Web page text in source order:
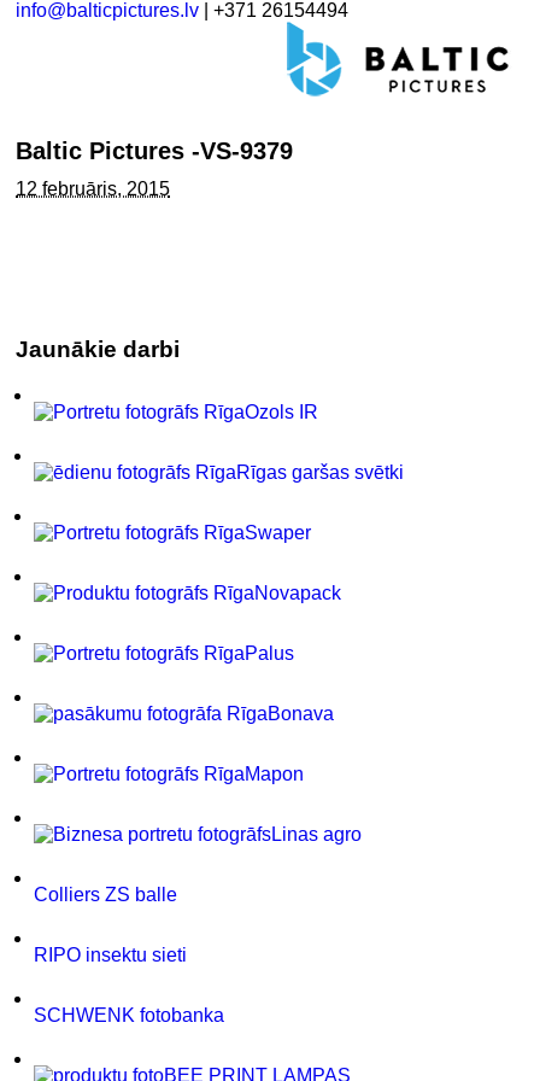
info@balticpictures.lv | +371 26154494
Baltic Pictures -VS-9379
12 februāris, 2015
Jaunākie darbi
Ozols IR
Rīgas garšas svētki
Swaper
Novapack
Palus
Bonava
Mapon
Linas agro
Colliers ZS balle
RIPO insektu sieti
SCHWENK fotobanka
BEE PRINT LAMPAS